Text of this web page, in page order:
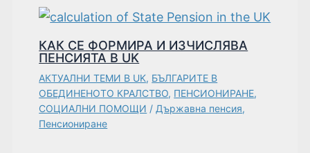
КАК СЕ ФОРМИРА И ИЗЧИСЛЯВА
ПЕНСИЯТА В UK
АКТУАЛНИ ТЕМИ В UK, БЪЛГАРИТЕ В
ОБЕДИНЕНОТО КРАЛСТВО, ПЕНСИОНИРАНЕ,
СОЦИАЛНИ ПОМОЩИ / Държавна пенсия,
Пенсиониране